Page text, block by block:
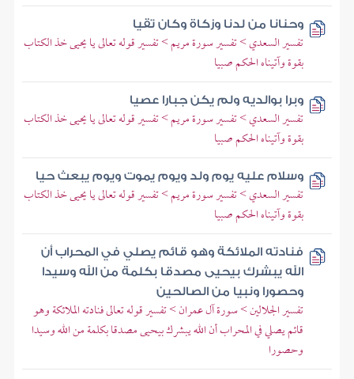
وحنانا من لدنا وزكاة وكان تقيا
تفسير السعدي > تفسير سورة مريم > تفسير قوله تعالى يا يحيى خذ الكتاب
بقوة وآتيناه الحكم صبيا
وبرا بوالديه ولم يكن جبارا عصيا
تفسير السعدي > تفسير سورة مريم > تفسير قوله تعالى يا يحيى خذ الكتاب
بقوة وآتيناه الحكم صبيا
وسلام عليه يوم ولد ويوم يموت ويوم يبعث حيا
تفسير السعدي > تفسير سورة مريم > تفسير قوله تعالى يا يحيى خذ الكتاب
بقوة وآتيناه الحكم صبيا
فنادته الملائكة وهو قائم يصلي في المحراب أن
الله يبشرك بيحيى مصدقا بكلمة من الله وسيدا
وحصورا ونبيا من الصالحين
تفسير الجلالين > سورة آل عمران > تفسير قوله تعالى فنادته الملائكة وهو
قائم يصلي في المحراب أن الله يبشرك بيحيى مصدقا بكلمة من الله وسيدا
وحصورا